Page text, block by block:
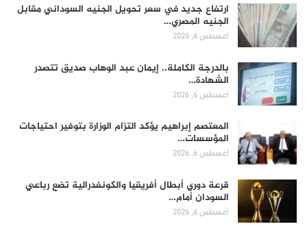
ارتفاع جديد في سعر تحويل الجنيه السوداني مقابل
الجنيه المصري…
أغسطس 6, 2026
بالدرجة الكاملة.. إيمان عبد الوهاب صديق تتصدر
الشهادة…
أغسطس 6, 2026
المعتصم إبراهيم يؤكد التزام الوزارة بتوفير احتياجات
المؤسسات…
أغسطس 6, 2026
قرعة دوري أبطال أفريقيا والكونفدرالية تضع رباعي
السودان أمام…
أغسطس 6, 2026